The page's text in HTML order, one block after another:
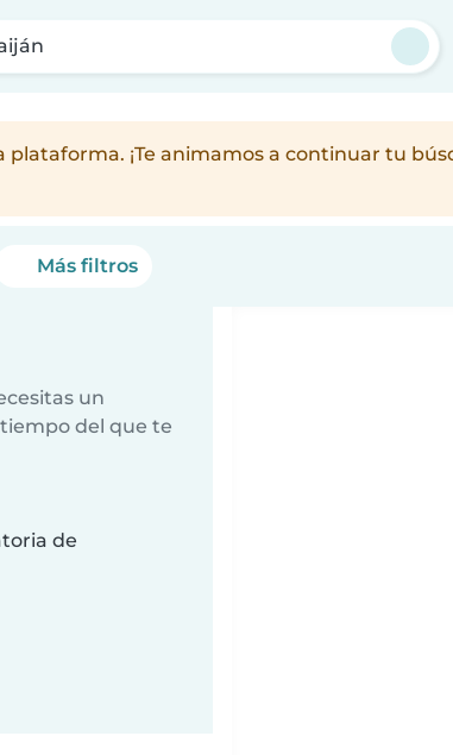
¡Te animamos a continuar tu
Más filtros
un
del que te
de